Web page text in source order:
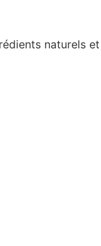
naturels et